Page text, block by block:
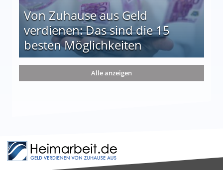
Von Zuhause aus Geld
verdienen: Das sind die 15
besten Möglichkeiten
die 15 besten Möglichkeiten
Alle anzeigen